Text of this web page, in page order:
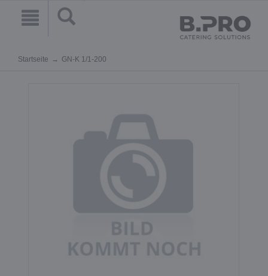
Startseite GN-K 1/1-200